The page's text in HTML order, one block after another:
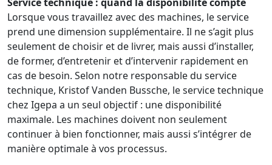
Lorsque vous travaillez avec des machines, le service
prend une dimension supplémentaire. Il ne s’agit plus
seulement de choisir et de livrer, mais aussi d’installer,
de former, d’entretenir et d’intervenir rapidement en
cas de besoin. Selon notre responsable du service
technique, Kristof Vanden Bussche, le service technique
chez Igepa a un seul objectif : une disponibilité
maximale. Les machines doivent non seulement
continuer à bien fonctionner, mais aussi s’intégrer de
manière optimale à vos processus.